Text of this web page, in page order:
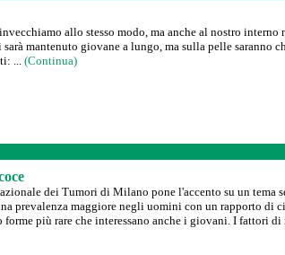
allo stesso modo, ma anche al nostro
mantenuto giovane a lungo, ma sulla pelle
...(Continua)
dei Tumori di Milano pone l'accento su un
prevalenza maggiore negli uomini con un rapporto di
più rare che interessano anche i giovani. I fattori